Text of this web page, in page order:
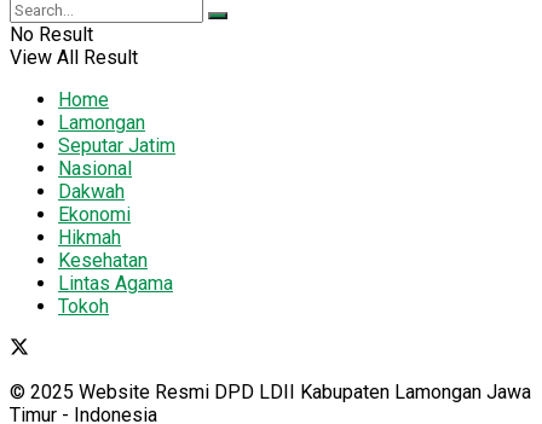
No Result
View All Result
Home
Lamongan
Seputar Jatim
Nasional
Dakwah
Ekonomi
Hikmah
Kesehatan
Lintas Agama
Tokoh
© 2025 Website Resmi DPD LDII Kabupaten Lamongan Jawa
Timur - Indonesia